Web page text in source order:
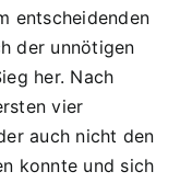
entscheidenden
der unnötigen
her. Nach
vier
auch nicht den
konnte und sich